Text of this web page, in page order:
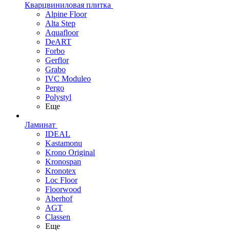
Кварцвиниловая плитка
Alpine Floor
Alta Step
Aquafloor
DeART
Forbo
Gerflor
Grabo
IVC Moduleo
Pergo
Polystyl
Еще
Ламинат
IDEAL
Kastamonu
Krono Original
Kronospan
Kronotex
Loc Floor
Floorwood
Aberhof
AGT
Classen
Еще